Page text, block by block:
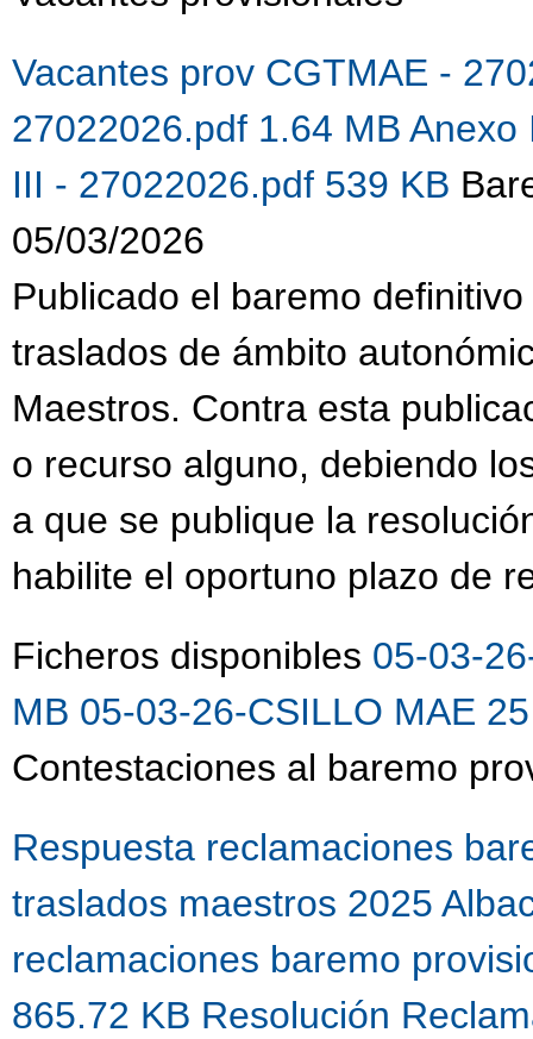
Vacantes prov CGTMAE -
27022026.pdf 1.64 MB Anexo
III - 27022026.pdf 539 KB
05/03/2026
Publicado el baremo
traslados de ámbito
Maestros. Contra esta
o recurso alguno, debiendo
a que se publique la
habilite el oportuno plazo de
Ficheros disponibles 05-03-
MB 05-03-26-CSILLO MAE
Contestaciones al baremo
Respuesta reclamaciones
traslados maestros 2025
reclamaciones baremo
865.72 KB Resolución